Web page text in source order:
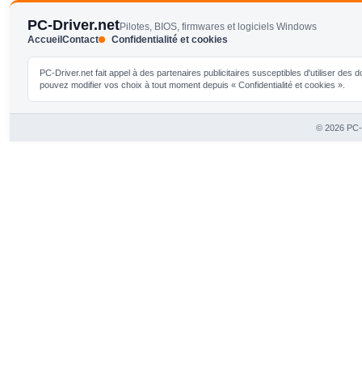
PC-Driver.netPilotes, BIOS, firmwares et logiciels Windows
AccueilContact Confidentialité et cookies
PC-Driver.net fait appel à des partenaires publicitaires susceptibles d'utiliser
pouvez modifier vos choix à tout moment depuis « Confidentialité et cookies ».
© 2026